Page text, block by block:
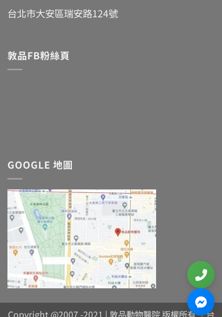
台北市大安區瑞安路124號
敦品FB粉絲頁
GOOGLE 地圖
Copyright @2007 -2021 | 敦品動物醫院 版權所有 ｜台